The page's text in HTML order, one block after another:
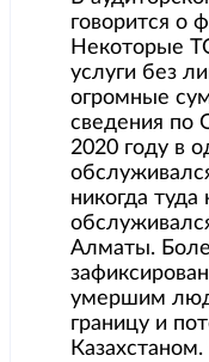
говорится о
Некоторые
услуги без
огромные
сведения по
2020 году в
никогда
Алматы.
умершим
границу и